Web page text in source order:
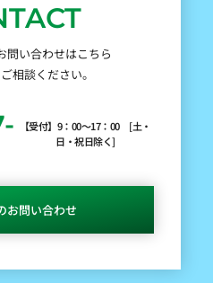
問い合わせはこちら
相談ください。
【受付】9：00～17：00 [土・
日・祝日除く]
お問い合わせ